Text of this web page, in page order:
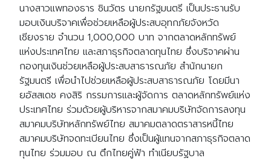
นางสาวแพทองธาร ชินวัตร นายกรัฐมนตรี เป็นประธานรับ
มอบเงินบริจาคเพื่อช่วยเหลือผู้ประสบอุทกภัยจังหวัด
เชียงราย จำนวน 1,000,000 บาท จากตลาดหลักทรัพย์
แห่งประเทศไทย และสภาธุรกิจตลาดทุนไทย ซึ่งบริจาคผ่าน
กองทุนเงินช่วยเหลือผู้ประสบสาธารณภัย สำนักนายก
รัฐมนตรี เพื่อนำไปช่วยเหลือผู้ประสบสาธารณภัย โดยมีนา
ยอัสสเดช คงสิริ กรรมการและผู้จัดการ ตลาดหลักทรัพย์แห่ง
ประเทศไทย ร่วมด้วยผู้บริหารจากสมาคมบริษัทจัดการลงทุน
สมาคมบริษัทหลักทรัพย์ไทย สมาคมตลาดตราสารหนี้ไทย
สมาคมบริษัทจดทะเบียนไทย ซึ่งเป็นผู้แทนจากสภาธุรกิจตลาด
ทุนไทย ร่วมมอบ ณ ตึกไทยคู่ฟ้า ทำเนียบรัฐบาล